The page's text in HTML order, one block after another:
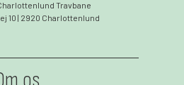
Travbane
10 | 2920 Charlottenlund